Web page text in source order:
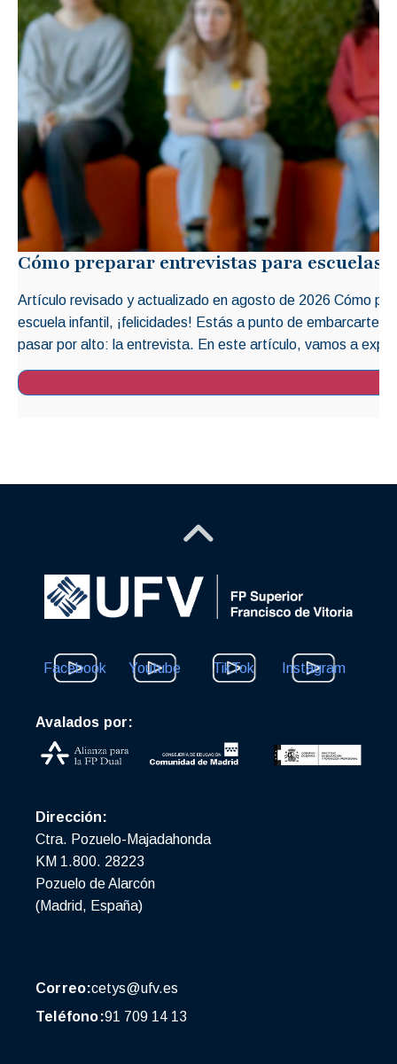
Cómo preparar entrevistas para escuelas
Artículo revisado y actualizado en agosto de 2026 Cómo
escuela infantil, ¡felicidades! Estás a punto de embarcarte
pasar por alto: la entrevista. En este artículo, vamos a
Facebook Youtube TikTok Instagram
Avalados por:
Dirección:
Ctra. Pozuelo-Majadahonda
KM 1.800. 28223
Pozuelo de Alarcón
(Madrid, España)
Correo:cetys@ufv.es
Teléfono:91 709 14 13